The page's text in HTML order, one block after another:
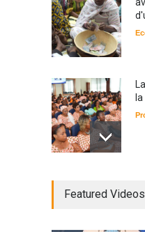
Featured Videos